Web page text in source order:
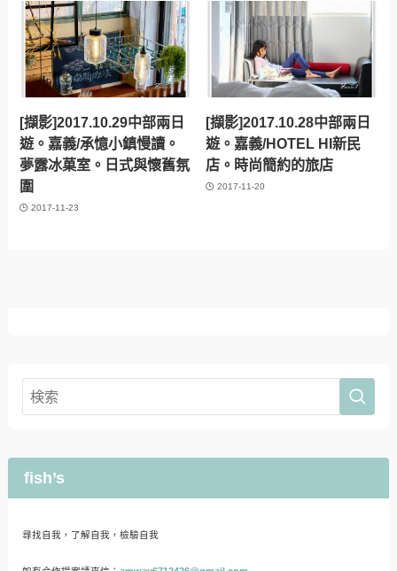
[擷影]2017.10.29中部兩日
遊。嘉義/承憶小鎮慢讀。
夢露冰菓室。日式與懷舊氛
圍
2017-11-23
[擷影]2017.10.28中部兩日
遊。嘉義/HOTEL HI新民
店。時尚簡約的旅店
2017-11-20
fish’s
尋找自我，了解自我，檢驗自我